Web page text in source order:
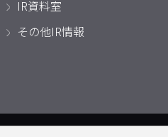
IR資料室
その他IR情報